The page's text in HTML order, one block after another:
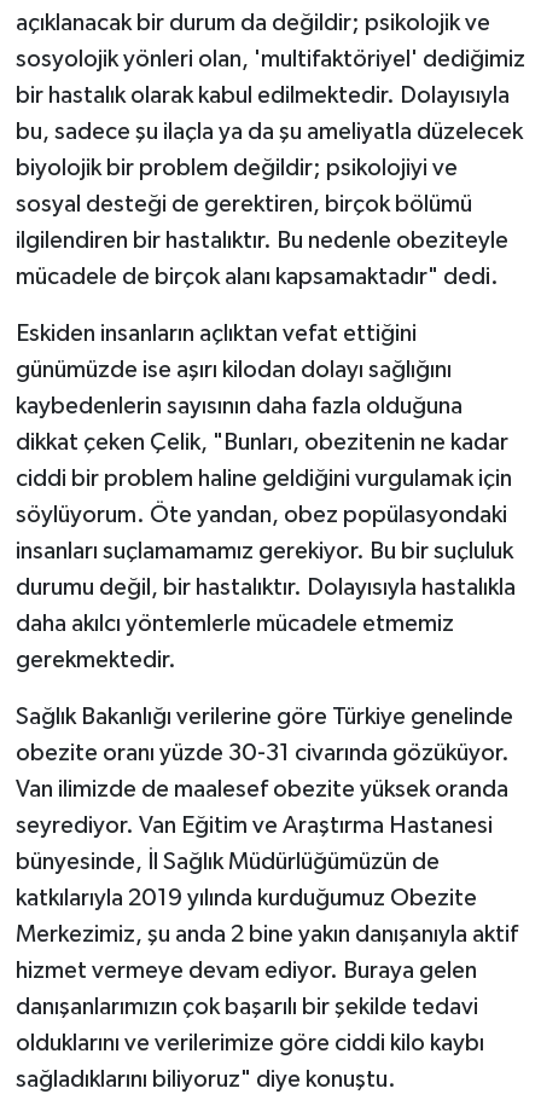
açıklanacak bir durum da değildir; psikolojik ve
sosyolojik yönleri olan, 'multifaktöriyel' dediğimiz
bir hastalık olarak kabul edilmektedir. Dolayısıyla
bu, sadece şu ilaçla ya da şu ameliyatla düzelecek
biyolojik bir problem değildir; psikolojiyi ve
sosyal desteği de gerektiren, birçok bölümü
ilgilendiren bir hastalıktır. Bu nedenle obeziteyle
mücadele de birçok alanı kapsamaktadır" dedi.
Eskiden insanların açlıktan vefat ettiğini
günümüzde ise aşırı kilodan dolayı sağlığını
kaybedenlerin sayısının daha fazla olduğuna
dikkat çeken Çelik, "Bunları, obezitenin ne kadar
ciddi bir problem haline geldiğini vurgulamak için
söylüyorum. Öte yandan, obez popülasyondaki
insanları suçlamamamız gerekiyor. Bu bir suçluluk
durumu değil, bir hastalıktır. Dolayısıyla hastalıkla
daha akılcı yöntemlerle mücadele etmemiz
gerekmektedir.
Sağlık Bakanlığı verilerine göre Türkiye genelinde
obezite oranı yüzde 30-31 civarında gözüküyor.
Van ilimizde de maalesef obezite yüksek oranda
seyrediyor. Van Eğitim ve Araştırma Hastanesi
bünyesinde, İl Sağlık Müdürlüğümüzün de
katkılarıyla 2019 yılında kurduğumuz Obezite
Merkezimiz, şu anda 2 bine yakın danışanıyla aktif
hizmet vermeye devam ediyor. Buraya gelen
danışanlarımızın çok başarılı bir şekilde tedavi
olduklarını ve verilerimize göre ciddi kilo kaybı
sağladıklarını biliyoruz" diye konuştu.